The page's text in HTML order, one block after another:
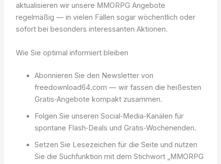
aktualisieren wir unsere MMORPG Angebote
regelmäßig — in vielen Fällen sogar wöchentlich oder
sofort bei besonders interessanten Aktionen.
Wie Sie optimal informiert bleiben
Abonnieren Sie den Newsletter von
freedownload64.com — wir fassen die heißesten
Gratis‑Angebote kompakt zusammen.
Folgen Sie unseren Social‑Media‑Kanälen für
spontane Flash‑Deals und Gratis‑Wochenenden.
Setzen Sie Lesezeichen für die Seite und nutzen
Sie die Suchfunktion mit dem Stichwort „MMORPG